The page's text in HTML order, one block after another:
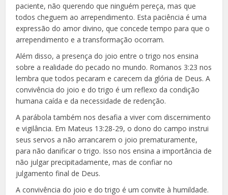
paciente, não querendo que ninguém pereça, mas que
todos cheguem ao arrependimento. Esta paciência é uma
expressão do amor divino, que concede tempo para que o
arrependimento e a transformação ocorram.
Além disso, a presença do joio entre o trigo nos ensina
sobre a realidade do pecado no mundo. Romanos 3:23 nos
lembra que todos pecaram e carecem da glória de Deus. A
convivência do joio e do trigo é um reflexo da condição
humana caída e da necessidade de redenção.
A parábola também nos desafia a viver com discernimento
e vigilância. Em Mateus 13:28-29, o dono do campo instrui
seus servos a não arrancarem o joio prematuramente,
para não danificar o trigo. Isso nos ensina a importância de
não julgar precipitadamente, mas de confiar no
julgamento final de Deus.
A convivência do joio e do trigo é um convite à humildade.